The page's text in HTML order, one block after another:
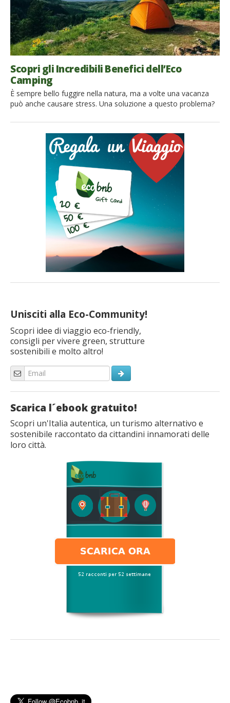
Unisciti alla Eco-Community!
Scopri idee di viaggio eco-friendly,
consigli per vivere green, strutture
sostenibili e molto altro!
Scarica l´ebook gratuito!
Scopri un'Italia autentica, un turismo alternativo e
sostenibile raccontato da cittandini innamorati delle
loro città.
Scopri gli Incredibili Benefici dell’Eco
Camping
È sempre bello fuggire nella natura, ma a volte una vacanza
può anche causare stress. Una soluzione a questo problema?
forma green di campeggio si rivela essere un’opzione migliore
delle altre. 1. Risparmiare soldi Tutti noi cerchiamo di trarre più
piacere possibile dalla vita. Scegliendo di partire […]